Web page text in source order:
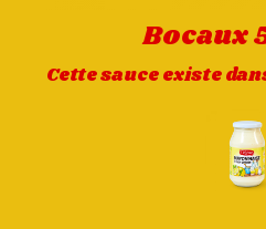
Bocaux
Cette sauce existe